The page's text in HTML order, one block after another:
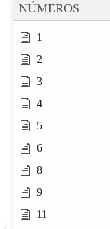
NÚMEROS
1
2
3
4
5
6
8
9
11